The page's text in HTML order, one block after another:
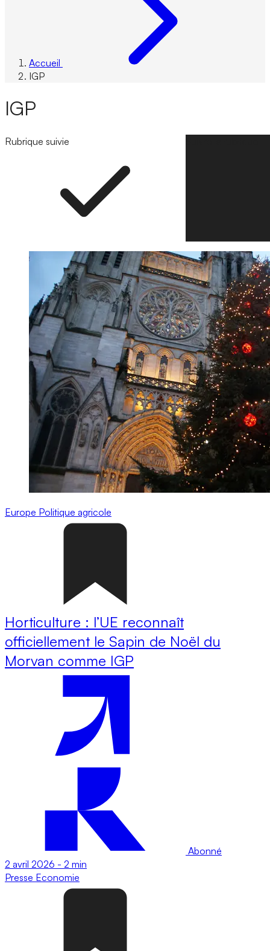
Accueil
IGP
IGP
Rubrique suivie
Europe Politique agricole
Horticulture : l’UE reconnaît
officiellement le Sapin de Noël du
Morvan comme IGP
Abonné
2 avril 2026 - 2 min
Presse Economie